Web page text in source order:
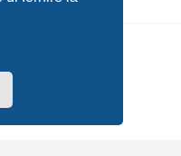
© phpBB Limited •